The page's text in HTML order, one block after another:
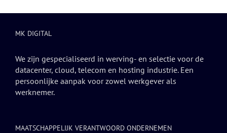
MK DIGITAL
We zijn gespecialiseerd in werving- en selectie voor de
datacenter, cloud, telecom en hosting industrie. Een
persoonlijke aanpak voor zowel werkgever als
werknemer.
MAATSCHAPPELIJK VERANTWOORD ONDERNEMEN